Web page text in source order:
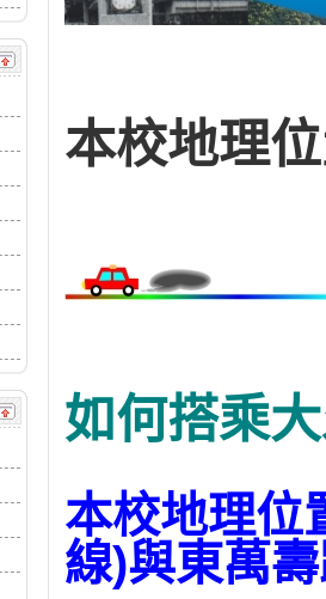
本校地理
如何搭乘
本校地理位
線)與東萬